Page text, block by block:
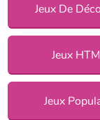
Jeux De
Jeux
Jeux